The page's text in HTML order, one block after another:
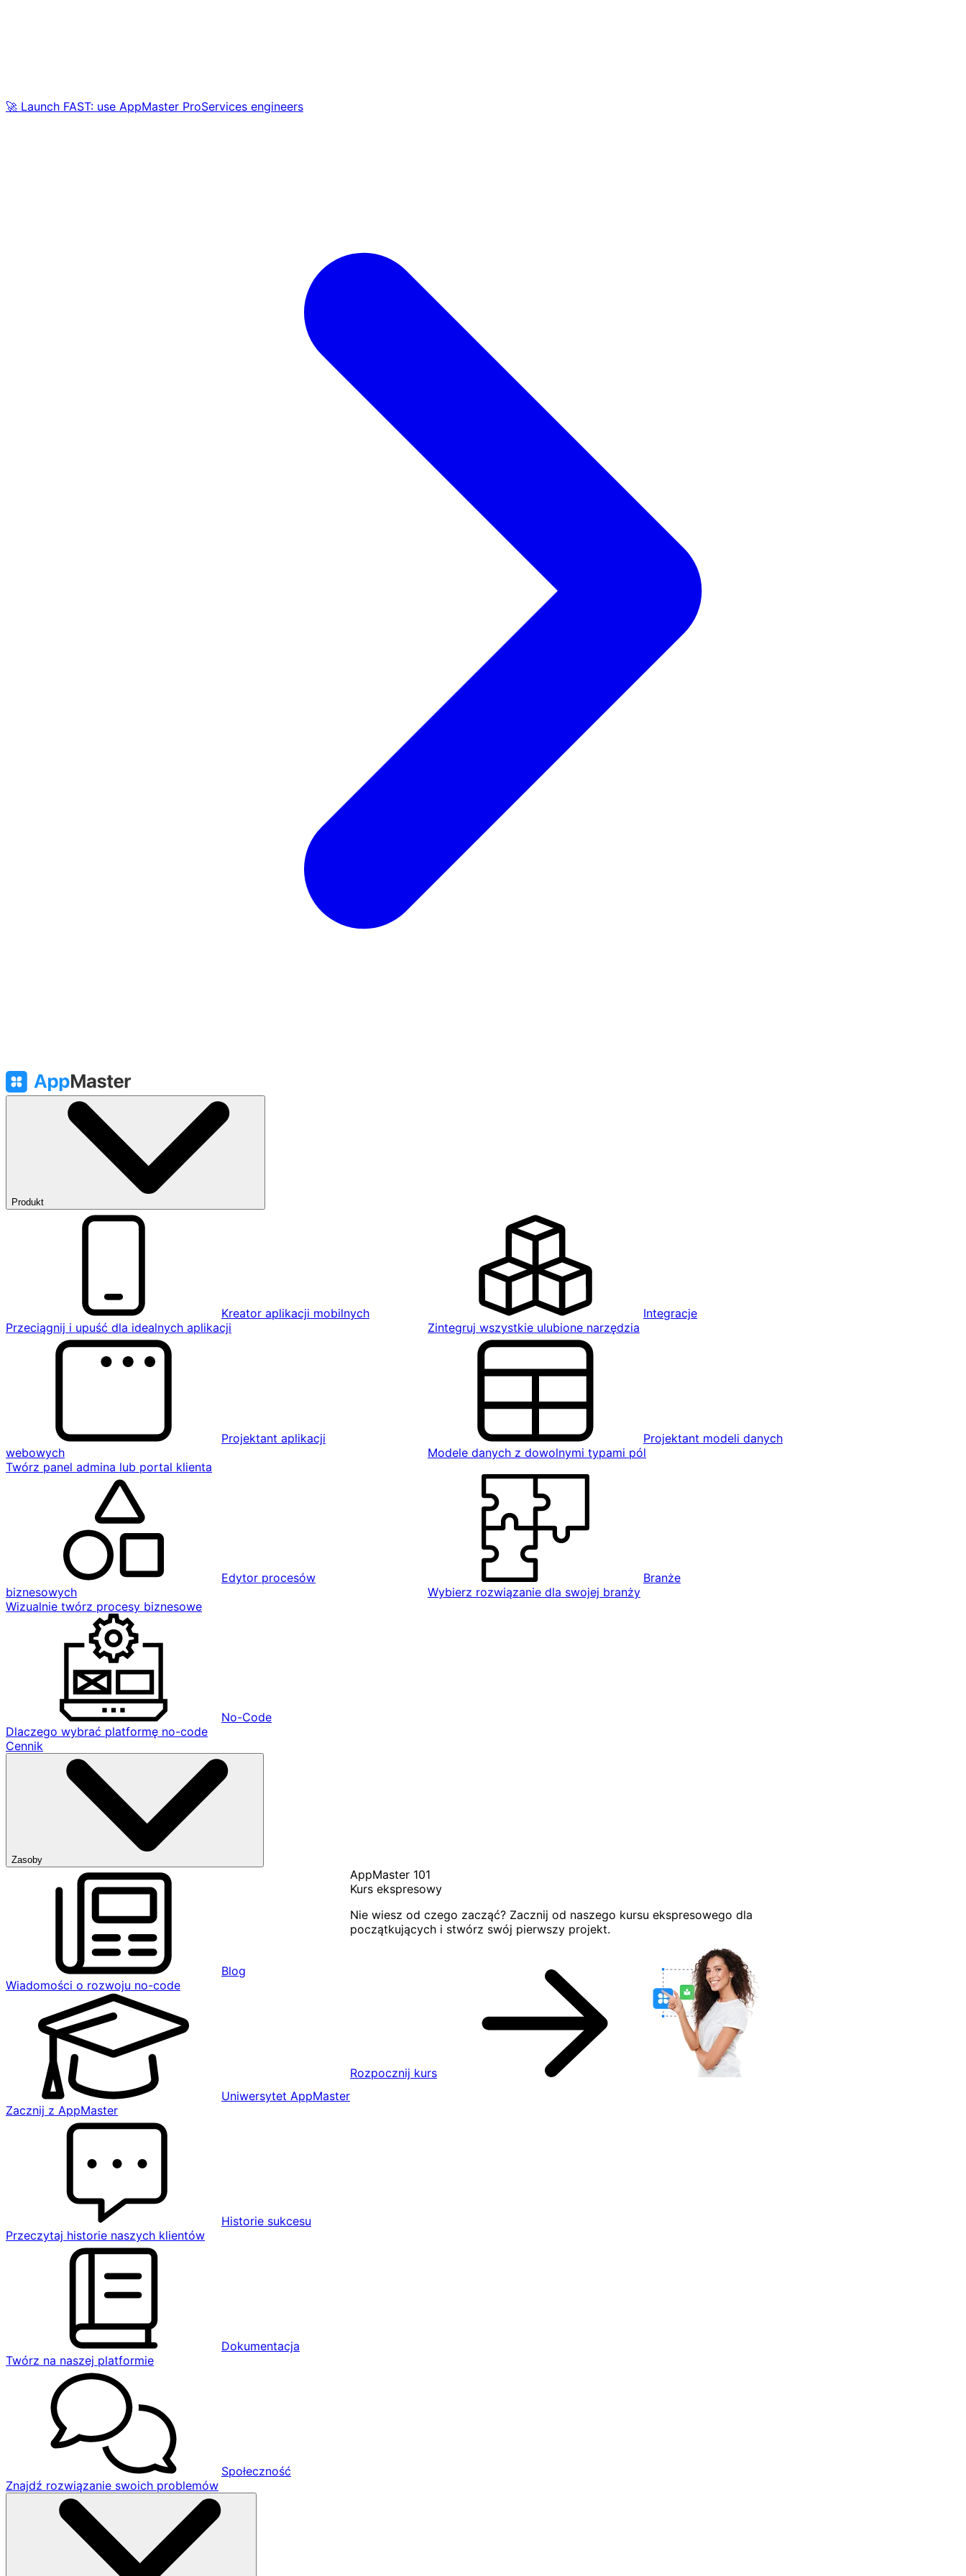
🚀 Launch FAST: use AppMaster ProServices engineers
Produkt
Kreator aplikacji mobilnych
Przeciągnij i upuść dla idealnych aplikacji
Integracje
Zintegruj wszystkie ulubione narzędzia
Projektant aplikacji
webowych
Twórz panel admina lub portal klienta
Projektant modeli danych
Modele danych z dowolnymi typami pól
Edytor procesów
biznesowych
Wizualnie twórz procesy biznesowe
Branże
Wybierz rozwiązanie dla swojej branży
No-Code
Dlaczego wybrać platformę no-code
Cennik
Zasoby
Blog
Wiadomości o rozwoju no-code
Uniwersytet AppMaster
Zacznij z AppMaster
Historie sukcesu
Przeczytaj historie naszych klientów
Dokumentacja
Twórz na naszej platformie
Społeczność
Znajdź rozwiązanie swoich problemów
AppMaster 101
Kurs ekspresowy
Nie wiesz od czego zacząć? Zacznij od naszego kursu ekspresowego dla
początkujących i stwórz swój pierwszy projekt.
Rozpocznij kurs